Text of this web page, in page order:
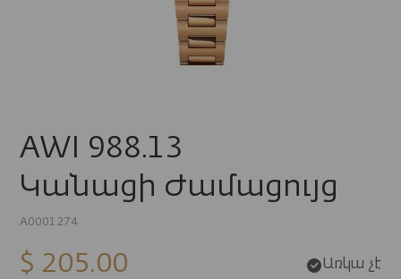
AWI 988.13
Կանացի Ժամացույց
A0001274
$ 205.00 Առկա չէ